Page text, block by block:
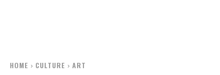
HOME CULTURE ART